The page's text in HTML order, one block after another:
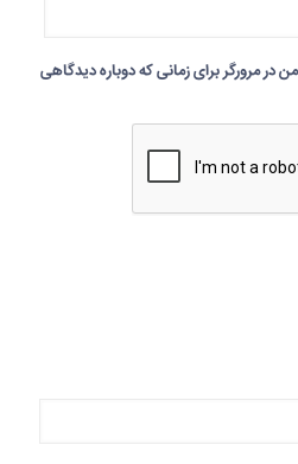
در مرورگر برای زمانی که دوباره دیدگاهی